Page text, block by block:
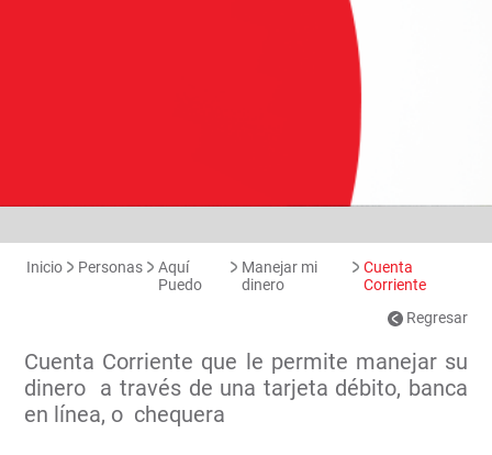
Inicio Personas
Aquí
Puedo
Manejar mi
dinero
Cuenta
Corriente
Regresar
Cuenta Corriente que le permite manejar su
dinero a través de una tarjeta débito, banca
en línea, o chequera